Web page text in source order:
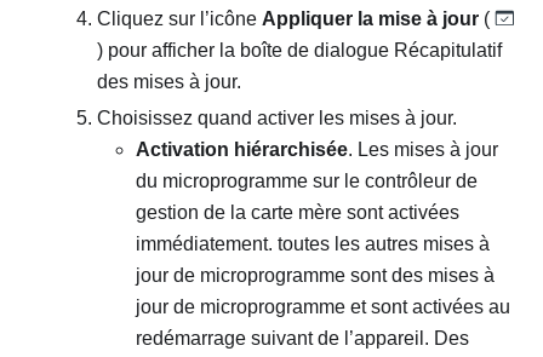
Cliquez sur l’icône Appliquer la mise à jour (
) pour afficher la boîte de dialogue Récapitulatif
des mises à jour.
Choisissez quand activer les mises à jour.
Activation hiérarchisée. Les mises à jour
du microprogramme sur le contrôleur de
gestion de la carte mère sont activées
immédiatement. toutes les autres mises à
jour de microprogramme sont des mises à
jour de microprogramme et sont activées au
redémarrage suivant de l’appareil. Des